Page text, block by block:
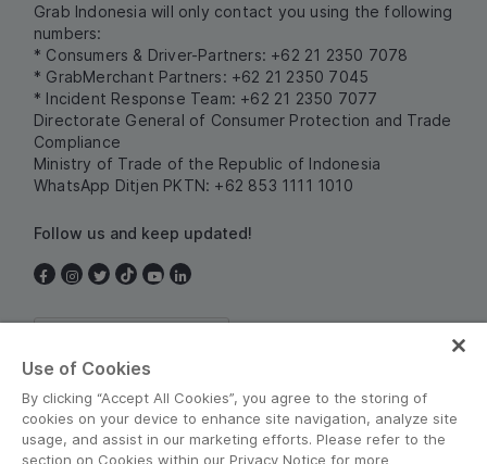
Grab Indonesia will only contact you using the following
numbers:
* Consumers & Driver-Partners: +62 21 2350 7078
* GrabMerchant Partners: +62 21 2350 7045
* Incident Response Team: +62 21 2350 7077
Directorate General of Consumer Protection and Trade
Compliance
Ministry of Trade of the Republic of Indonesia
WhatsApp Ditjen PKTN: +62 853 1111 1010
Follow us and keep updated!
Use of Cookies
By clicking “Accept All Cookies”, you agree to the storing of
cookies on your device to enhance site navigation, analyze site
usage, and assist in our marketing efforts. Please refer to the
section on Cookies within our Privacy Notice for more